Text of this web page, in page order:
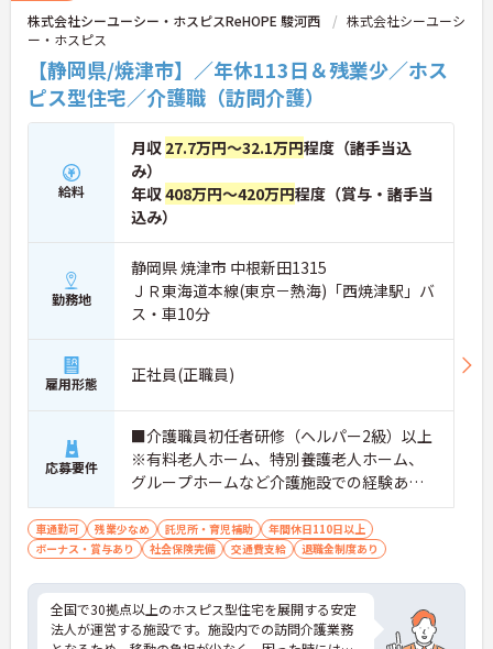
ぴったりの環境です。
★おすすめPOINT★
【「看取り・難病ケアのプロ」として成長できる環
境が整っています】
・がん末期・神経難病の方に特化したホスピス型住
宅ならではの専門的なスキルを、日常業務の中で習
得することができます
・入社時は先輩スタッフの同行訪問からスタートす
るため、訪問介護未経験の方も安心して業務に慣れ
ることができます
・訪問診療医と24時間連携し、チームで看取りに取
り組む体制が整っているため、「看取りのプロ」と
して他施設では得られない経験を積むことができま
す
【頑張りがしっかり給与・評価に反映される職場で
・処遇改善手当78,000円、賞与は年2回＋処遇改善
一時金も別途支給されています。
あるなど、年次にかかわらず頑張りが評価され、キ
ャリアアップを実現できる職場環境です
【働きやすい休日・残業面と、長く安心して働ける
福利厚生が魅力です】
れており（年間休日113日）、オンオフのメリハリ
をつけて働くことができます。
・全社平均残業月5時間程度と、業界平均を大きく
・退職金制度（勤続3年以上）・保育手当・育児短
時間勤務・マインドフルネスプログラムなど、長期
的に安心して働き続けるための制度が充実していま
株式会社シーユーシー・ホスピスReHOPE 駿河西
株式会社シーユーシ
ー・ホスピス
【静岡県/焼津市】／年休113日＆残業少／ホス
ピス型住宅／介護職（訪問介護）
給料
月収 27.7万円～32.1万円程度（諸手当込
み）
年収408万円～420万円程度（賞与・諸手当
込み）
勤務地
静岡県 焼津市 中根新田1315
ＪＲ東海道本線(東京－熱海)「西焼津駅」バ
ス・車10分
雇用形態 正社員(正職員)
応募要件
■介護職員初任者研修（ヘルパー2級）以上
※有料老人ホーム、特別養護老人ホーム、
グループホームなど介護施設での経験ある
方歓迎 ※ホスピス勤務（訪問介護）や「看
取り」が初めての方も可
車通勤可 残業少なめ 託児所・育児補助
年間休日110日以上
ボーナス・賞与あり
社会保険完備 交通費支給 退職金制度あり
全国で30拠点以上のホスピス型住宅を展開する安定
法人が運営する施設です。施設内での訪問介護業務